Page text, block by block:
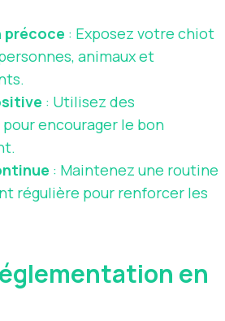
: Exposez votre chiot
animaux et
: Utilisez des
encourager le bon
: Maintenez une routine
régulière pour renforcer les
en